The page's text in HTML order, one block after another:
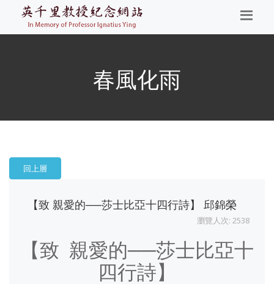
春風化雨
回上層
【致 親愛的──莎士比亞十四行詩】 邱錦榮
瀏覽人次: 2538
【致 親愛的──莎士比亞十
四行詩】